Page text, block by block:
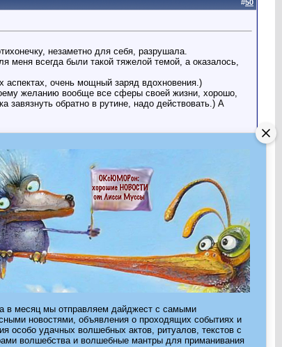
в месяц мы отправляем дайджест с самыми
новостями, объявления о проходящих событиях и
особо удачных волшебных актов, ритуалов, текстов с
волшебства и волшебные мантры для приманивания
#50
незаметно для себя, разрушала.
меня всегда были такой тяжелой темой, а оказалось,
аспектах, очень мощный заряд вдохновения.)
желанию вообще все сферы своей жизни, хорошо,
завязнуть обратно в рутине, надо действовать.) А
Страница 5 из 8 Первая < 3 4 > Последняя